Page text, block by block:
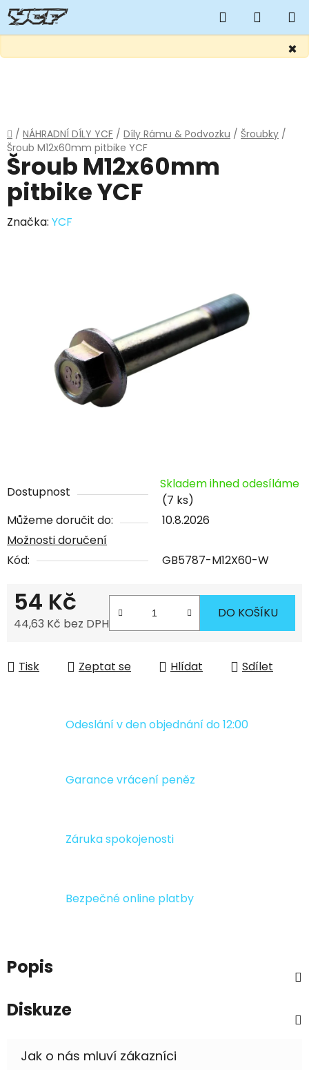
×
Hledat
KOŠÍK
Domů
/ NÁHRADNÍ DÍLY YCF / Díly Rámu & Podvozku / Šroubky /
Šroub M12x60mm pitbike YCF
Dostupnost
Skladem ihned odesíláme
(7 ks)
Můžeme doručit do:
10.8.2026
Možnosti doručení
Kód:
GB5787-M12X60-W
54 Kč
44,63 Kč bez DPH
DO KOŠÍKU
Tisk Zeptat se Hlídat Sdílet
Šroub M12x60mm
pitbike YCF
Značka: YCF
Odeslání v den objednání do 12:00
Garance vrácení peněz
Záruka spokojenosti
Bezpečné online platby
Popis
Diskuze